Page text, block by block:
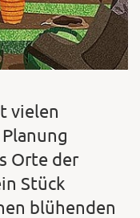
vielen
Orte der
Stück
blühenden